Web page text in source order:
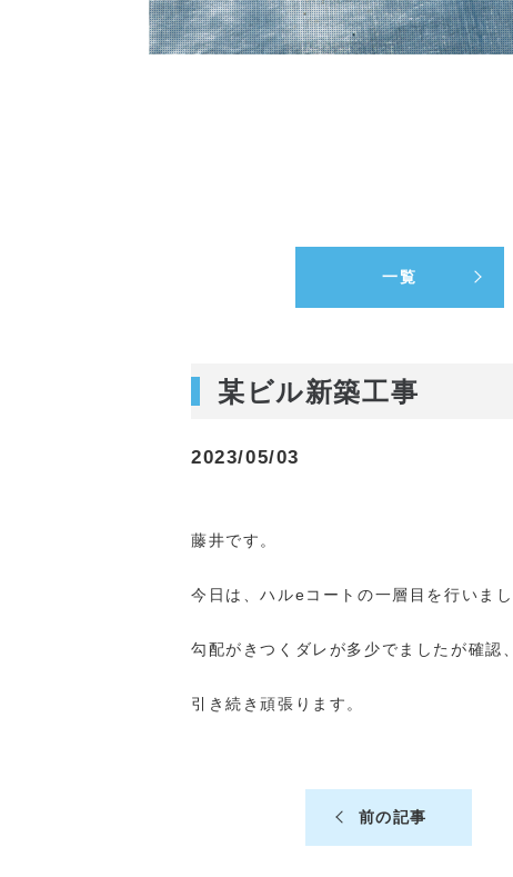
一覧
某ビル新築工事
2023/05/03
藤井です。
今日は、ハルeコートの一層目を行いまし
勾配がきつくダレが多少でましたが確認
引き続き頑張ります。
前の記事